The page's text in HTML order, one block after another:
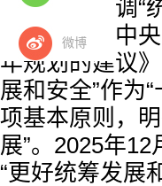
微博
全，反复强调
过的《中共中
年规划的建议
展和安全”作为
项基本原则，
展”。2025年
“更好统筹发展